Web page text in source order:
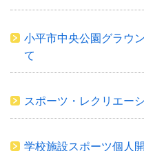
小平市中央公園グラウ
て
スポーツ・レクリエー
学校施設スポーツ個人